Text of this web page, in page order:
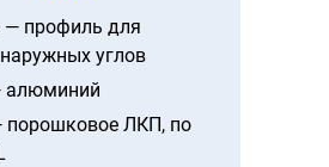
— профиль для
углов
алюминий
порошковое ЛКП, по